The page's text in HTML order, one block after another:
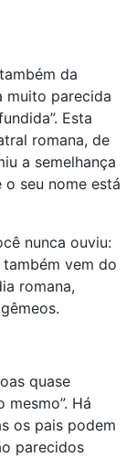
da
muito parecida
Esta
romana, de
a semelhança
seu nome está
nunca ouviu:
também vem do
romana,
quase
mesmo”. Há
os pais podem
parecidos